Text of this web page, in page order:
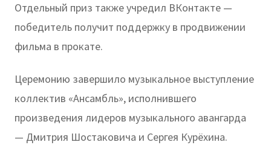
Отдельный приз также учредил ВКонтакте —
победитель получит поддержку в продвижении
фильма в прокате.
Церемонию завершило музыкальное выступление
коллектив «Ансамбль», исполнившего
произведения лидеров музыкального авангарда
— Дмитрия Шостаковича и Сергея Курёхина.